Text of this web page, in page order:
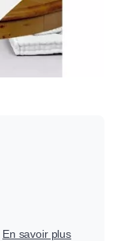
En savoir plus